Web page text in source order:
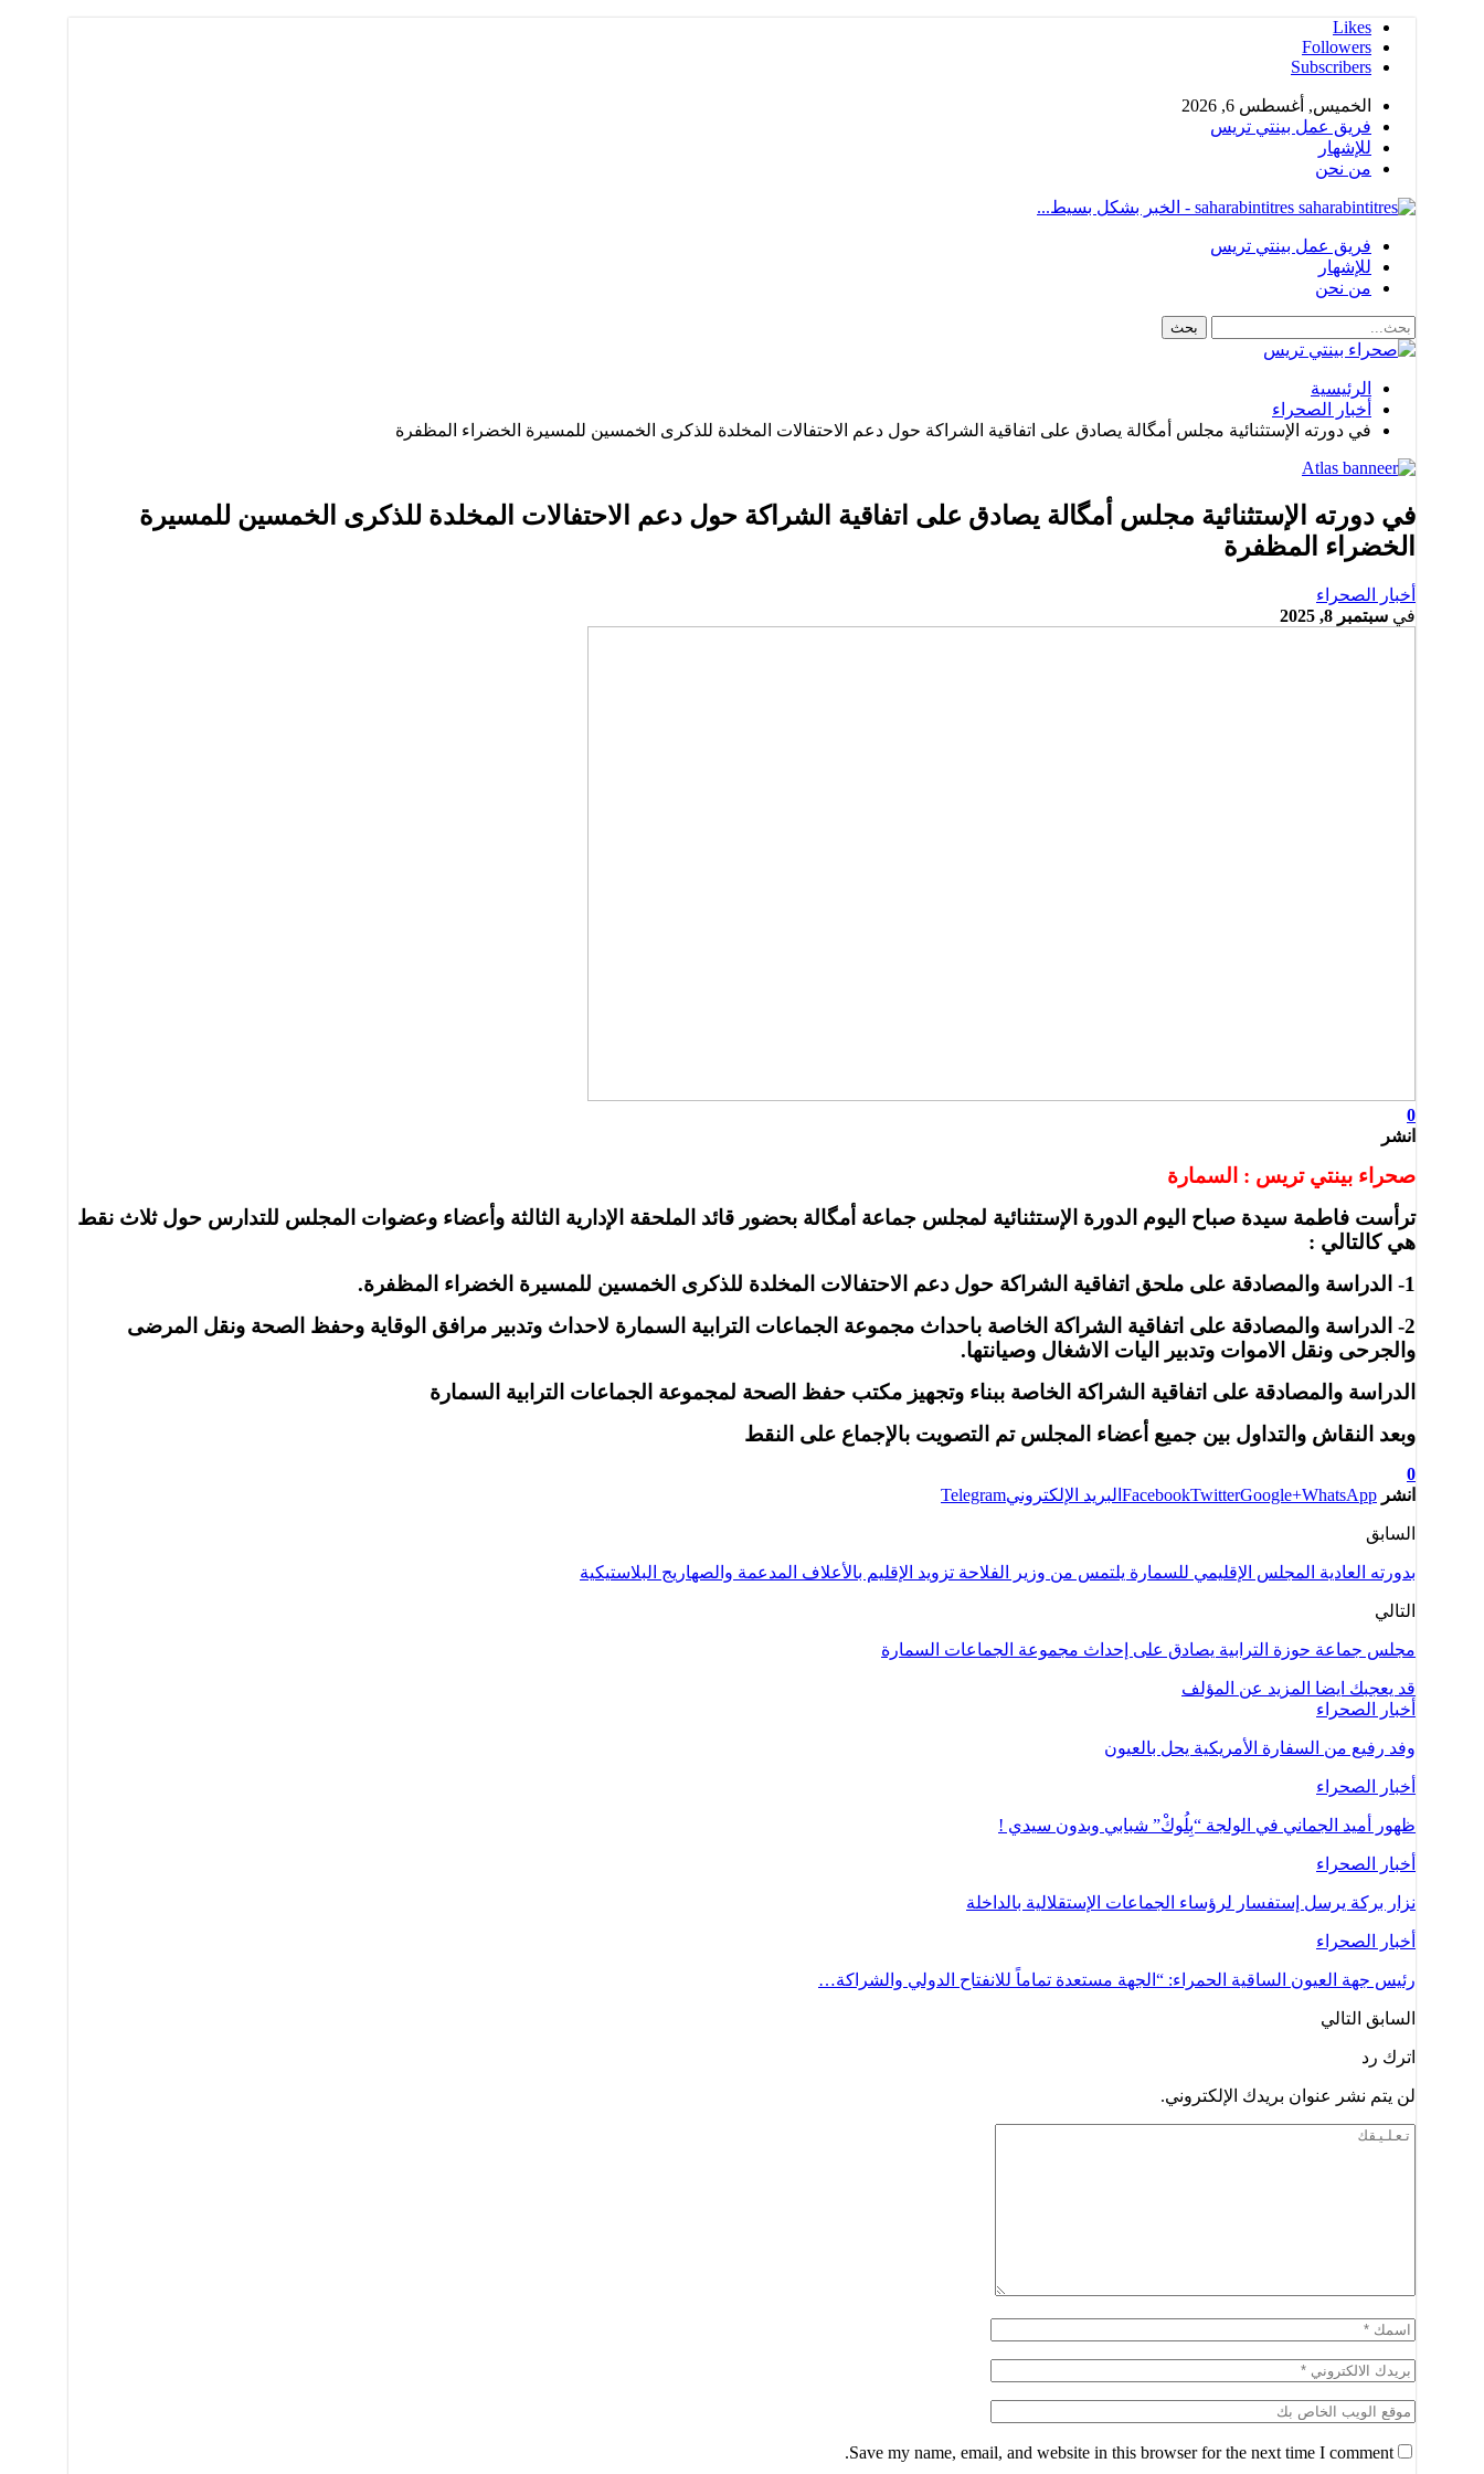
Likes
Followers
Subscribers
الخميس, أغسطس 6, 2026
فريق عمل بينتي تريس
للإشهار
من نحن
saharabintitres - الخبر بشكل بسيط...
فريق عمل بينتي تريس
للإشهار
من نحن
الرئيسية
أخبار الصحراء
في دورته الإستثنائية مجلس أمگالة يصادق على اتفاقية الشراكة حول دعم الاحتفالات المخلدة للذكرى الخمسين للمسيرة الخضراء المظفرة
في دورته الإستثنائية مجلس أمگالة يصادق على اتفاقية الشراكة حول دعم الاحتفالات المخلدة للذكرى الخمسين للمسيرة
الخضراء المظفرة
أخبار الصحراء
في سبتمبر 8, 2025
0
انشر
صحراء بينتي تريس : السمارة
ترأست فاطمة سيدة صباح اليوم الدورة الإستثنائية لمجلس جماعة أمگالة بحضور قائد الملحقة الإدارية الثالثة وأعضاء وعضوات المجلس للتدارس حول ثلاث نقط
هي كالتالي :
1- الدراسة والمصادقة على ملحق اتفاقية الشراكة حول دعم الاحتفالات المخلدة للذكرى الخمسين للمسيرة الخضراء المظفرة.
2- الدراسة والمصادقة على اتفاقية الشراكة الخاصة باحداث مجموعة الجماعات الترابية السمارة لاحداث وتدبير مرافق الوقاية وحفظ الصحة ونقل المرضى
والجرحى ونقل الاموات وتدبير اليات الاشغال وصيانتها.
الدراسة والمصادقة على اتفاقية الشراكة الخاصة ببناء وتجهيز مكتب حفظ الصحة لمجموعة الجماعات الترابية السمارة
وبعد النقاش والتداول بين جميع أعضاء المجلس تم التصويت بالإجماع على النقط
0
انشر
FacebookTwitterGoogle+WhatsApp البريد الإلكترونيTelegram
السابق
بدورته العادية المجلس الإقليمي للسمارة يلتمس من وزير الفلاحة تزويد الإقليم بالأعلاف المدعمة والصهاريج البلاستيكية
التالي
مجلس جماعة حوزة الترابية يصادق على إحداث مجموعة الجماعات السمارة
قد يعجبك ايضا المزيد عن المؤلف
أخبار الصحراء
وفد رفيع من السفارة الأمريكية يحل بالعيون
أخبار الصحراء
ظهور أميد الجماني في الولجة “بِلُوكْ” شبابي وبدون سيدي !
أخبار الصحراء
نزار بركة يرسل إستفسار لرؤساء الجماعات الإستقلالية بالداخلة
أخبار الصحراء
السابق التالي
اترك رد
لن يتم نشر عنوان بريدك الإلكتروني.
Save my name, email, and website in this browser for the next time I comment.